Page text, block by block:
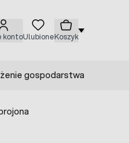
kontoUlubioneKoszyk
gospodarstwa